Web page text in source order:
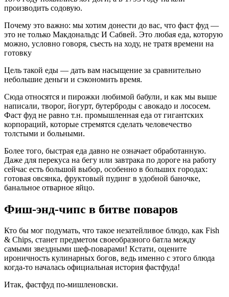
производить содовую.
Почему это важно: мы хотим донести до вас, что фаст фуд —
это не только Макдональдс И Сабвей. Это любая еда, которую
можно, условно говоря, съесть на ходу, не тратя времени на
готовку
Цель такой еды — дать вам насыщение за сравнительно
небольшие деньги и сэкономить время.
Сюда относятся и пирожки любимой бабули, и как мы выше
написали, творог, йогурт, бутерброды с авокадо и лососем.
Фаст фуд не равно т.н. промышленная еда от гигантских
корпораций, которые стремятся сделать человечество
толстыми и больными.
Более того, быстрая еда давно не означает обработанную.
Даже для перекуса на бегу или завтрака по дороге на работу
сейчас есть большой выбор, особенно в больших городах:
готовая овсянка, фруктовый пудинг в удобной баночке,
банальное отварное яйцо.
Фиш-энд-чипс в битве поваров
Кто бы мог подумать, что такое незатейливое блюдо, как Fish
& Chips, станет предметом своеобразного батла между
самыми звездными шеф-поварами! Кстати, оцените
ироничность кулинарных богов, ведь именно с этого блюда
когда-то началась официальная история фастфуда!
Итак, фастфуд по-мишленовски.